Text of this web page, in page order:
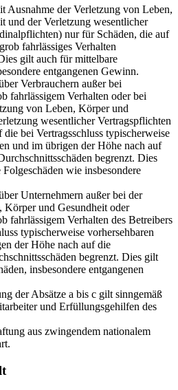
Ausnahme der Verletzung von Leben,
und der Verletzung wesentlicher
nur für Schäden, die auf
fahrlässiges Verhalten
gilt auch für mittelbare
entgangenen Gewinn.
Verbrauchern außer bei
fahrlässigem Verhalten oder bei
von Leben, Körper und
wesentlicher Vertragspflichten
bei Vertragsschluss typischerweise
und im übrigen der Höhe nach auf
begrenzt. Dies
wie insbesondere
Unternehmern außer bei der
Körper und Gesundheit oder
fahrlässigem Verhalten des Betreibers
typischerweise vorhersehbaren
der Höhe nach auf die
begrenzt. Dies gilt
insbesondere entgangenen
der Absätze a bis c gilt sinngemäß
und Erfüllungsgehilfen des
aus zwingendem nationalem